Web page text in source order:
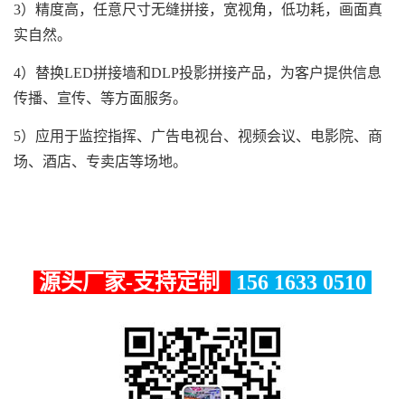
3）精度高，任意尺寸无缝拼接，宽视角，低功耗，画面真
实自然。
4）替换LED拼接墙和DLP投影拼接产品，为客户提供信息
传播、宣传、等方面服务。
5）应用于监控指挥、广告电视台、视频会议、电影院、商
场、酒店、专卖店等场地。
源头厂家-支持定制 156 1633 0510